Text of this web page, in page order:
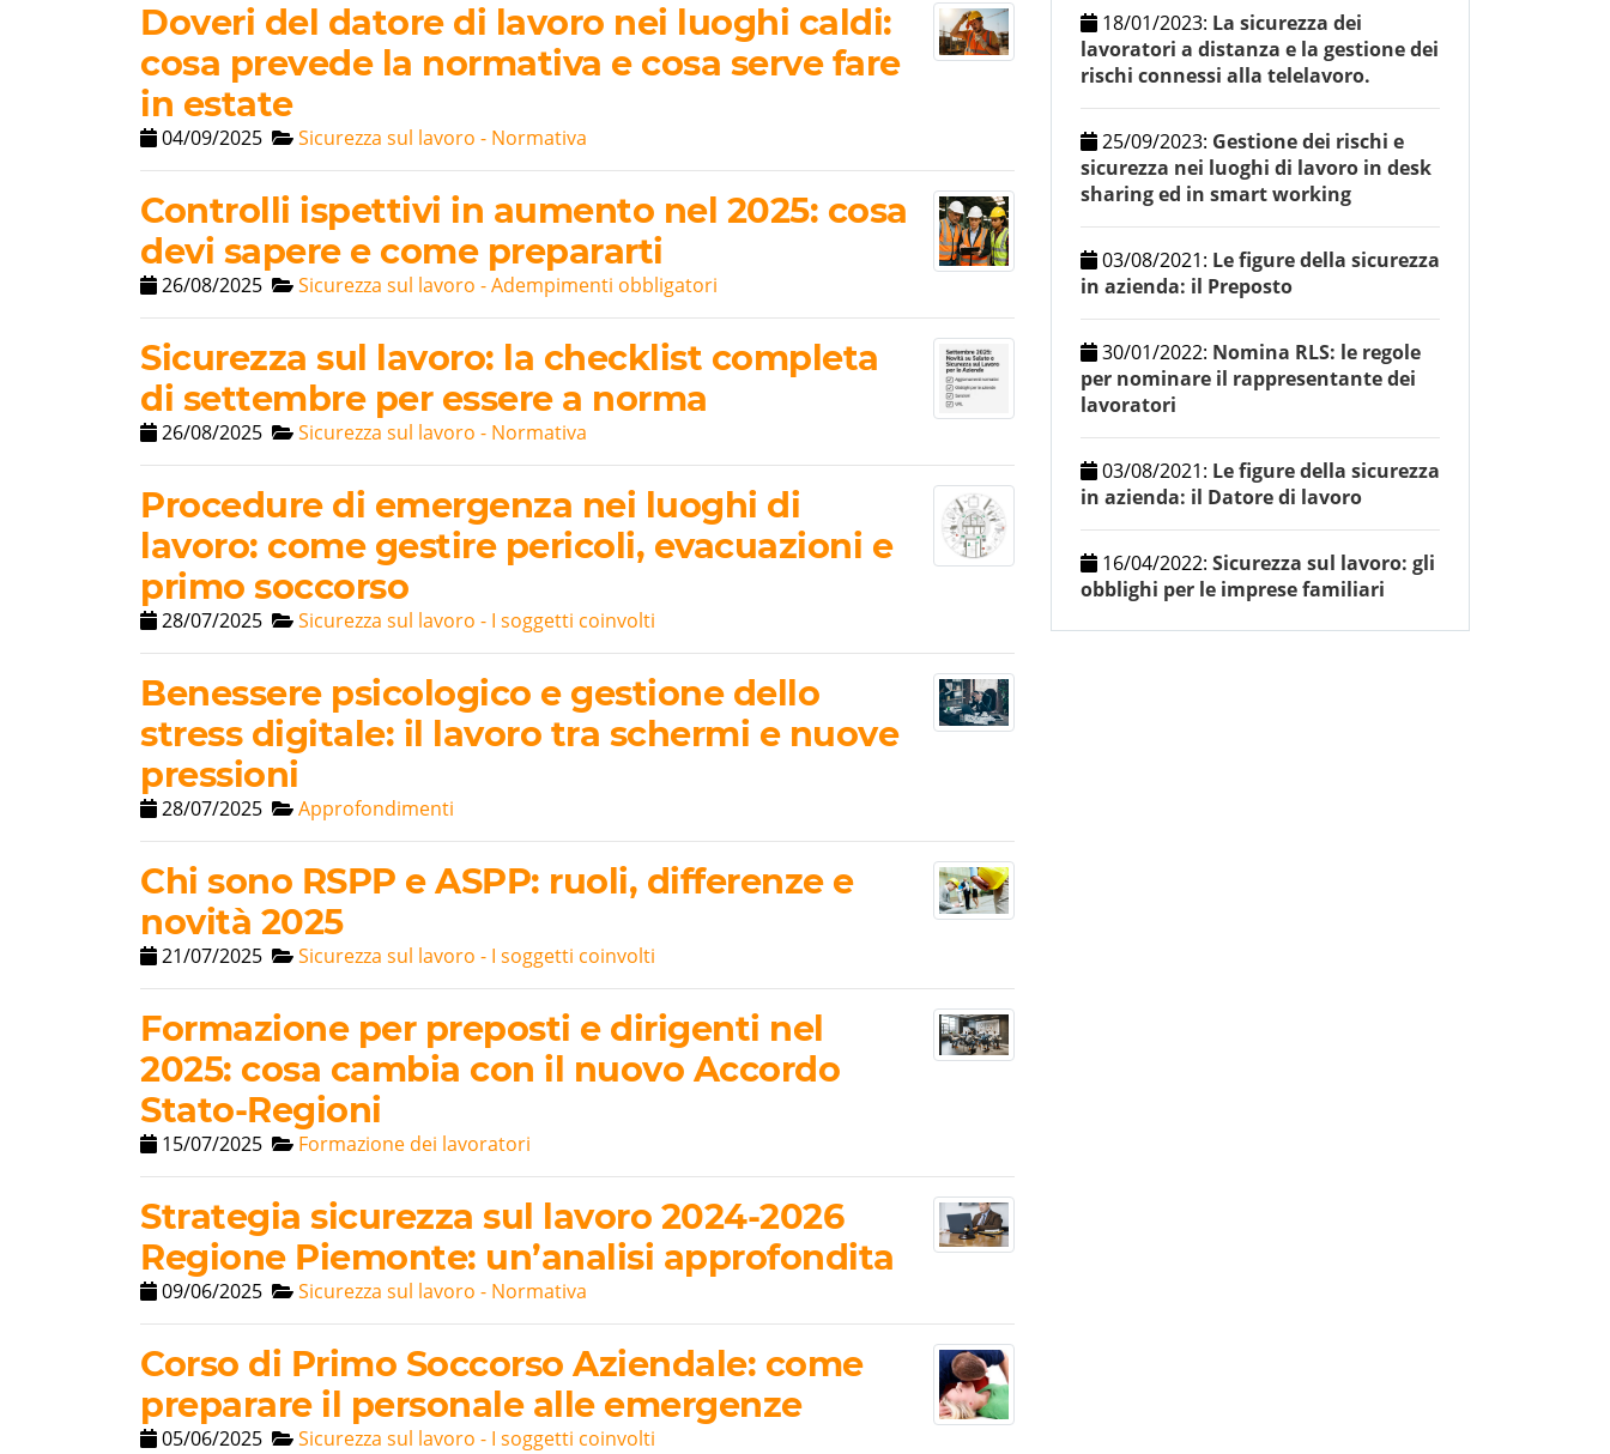
Doveri del datore di lavoro nei luoghi caldi:
cosa prevede la normativa e cosa serve fare
in estate
04/09/2025 Sicurezza sul lavoro - Normativa
Controlli ispettivi in aumento nel 2025: cosa
devi sapere e come prepararti
26/08/2025 Sicurezza sul lavoro - Adempimenti obbligatori
Sicurezza sul lavoro: la checklist completa
di settembre per essere a norma
26/08/2025 Sicurezza sul lavoro - Normativa
Procedure di emergenza nei luoghi di
lavoro: come gestire pericoli, evacuazioni e
primo soccorso
28/07/2025 Sicurezza sul lavoro - I soggetti coinvolti
Benessere psicologico e gestione dello
stress digitale: il lavoro tra schermi e nuove
pressioni
28/07/2025 Approfondimenti
Chi sono RSPP e ASPP: ruoli, differenze e
novità 2025
21/07/2025 Sicurezza sul lavoro - I soggetti coinvolti
Formazione per preposti e dirigenti nel
2025: cosa cambia con il nuovo Accordo
Stato-Regioni
15/07/2025 Formazione dei lavoratori
Strategia sicurezza sul lavoro 2024-2026
Regione Piemonte: un’analisi approfondita
09/06/2025 Sicurezza sul lavoro - Normativa
Corso di Primo Soccorso Aziendale: come
preparare il personale alle emergenze
05/06/2025 Sicurezza sul lavoro - I soggetti coinvolti
18/01/2023: La sicurezza dei
lavoratori a distanza e la gestione dei
rischi connessi alla telelavoro.
25/09/2023: Gestione dei rischi e
sicurezza nei luoghi di lavoro in desk
sharing ed in smart working
03/08/2021: Le figure della sicurezza
in azienda: il Preposto
30/01/2022: Nomina RLS: le regole
per nominare il rappresentante dei
lavoratori
03/08/2021: Le figure della sicurezza
in azienda: il Datore di lavoro
16/04/2022: Sicurezza sul lavoro: gli
obblighi per le imprese familiari